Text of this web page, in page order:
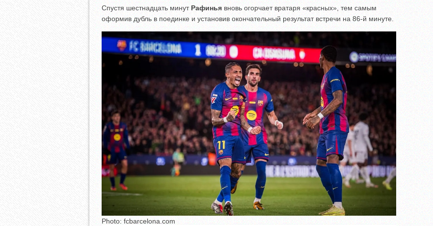
Спустя шестнадцать минутРафинья вновь огорчает вратаря «красных», тем самым
оформив дубль в поединке и установив окончательный результат встречи на 86-й минуте.
Photo: fcbarcelona.com